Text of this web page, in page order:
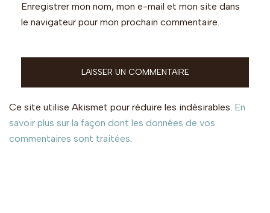
Enregistrer mon nom, mon e-mail et mon site dans
le navigateur pour mon prochain commentaire.
Ce site utilise Akismet pour réduire les indésirables. En
savoir plus sur la façon dont les données de vos
commentaires sont traitées.